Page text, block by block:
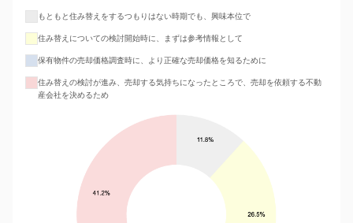
もともと住み替えをするつもりはない時期でも、興味本位で
住み替えについての検討開始時に、まずは参考情報として
保有物件の売却価格調査時に、より正確な売却価格を知るために
住み替えの検討が進み、売却する気持ちになったところで、売却を依頼する不動
産会社を決めるため